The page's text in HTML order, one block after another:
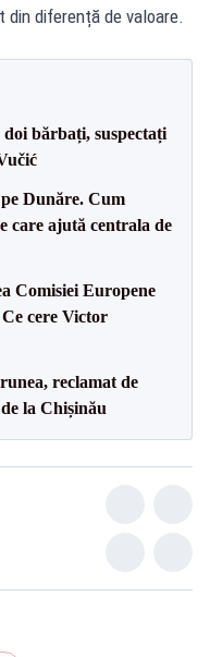
diferență de valoare.
bărbați, suspectați
Dunăre. Cum
care ajută centrala de
Comisiei Europene
cere Victor
reclamat de
la Chișinău